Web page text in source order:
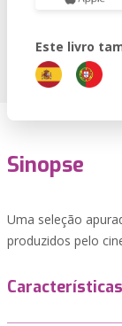
Este livro
Sinopse
Uma seleção
produzidos pelo
Características